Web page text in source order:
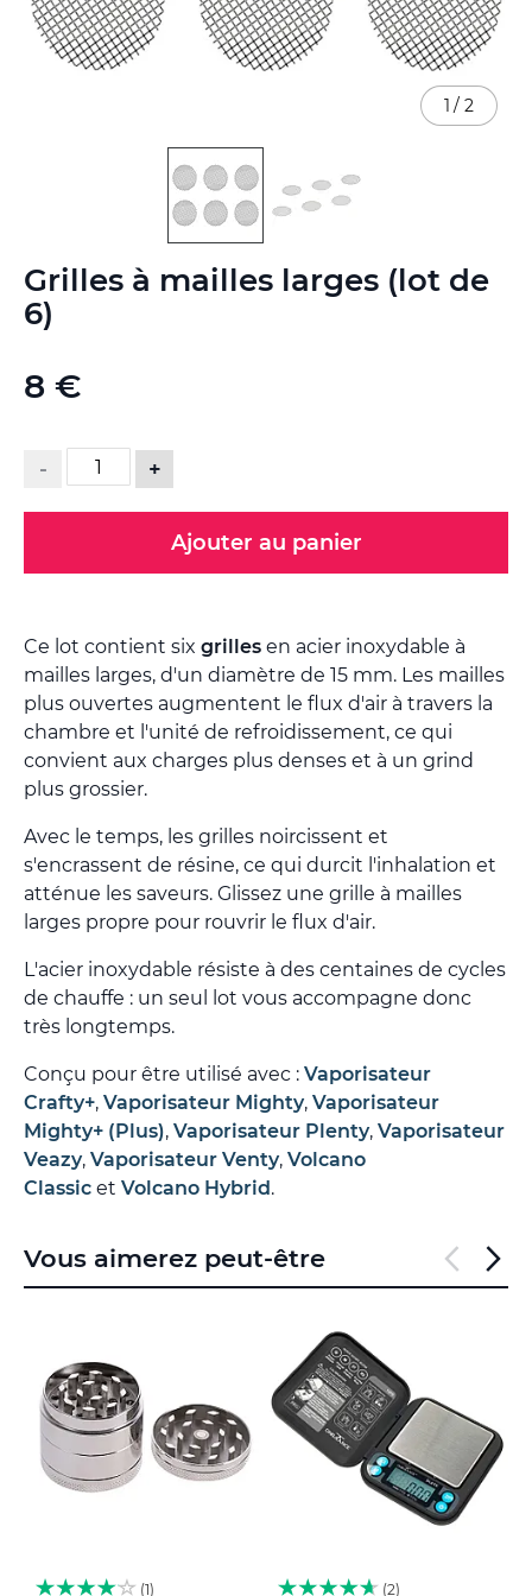
Grilles à mailles larges (lot de
6)
8 €
- +
Ajouter au panier
Ce lot contient six grilles en acier inoxydable à
mailles larges, d'un diamètre de 15 mm. Les mailles
plus ouvertes augmentent le flux d'air à travers la
chambre et l'unité de refroidissement, ce qui
convient aux charges plus denses et à un grind
plus grossier.
Avec le temps, les grilles noircissent et
s'encrassent de résine, ce qui durcit l'inhalation et
atténue les saveurs. Glissez une grille à mailles
larges propre pour rouvrir le flux d'air.
L'acier inoxydable résiste à des centaines de cycles
de chauffe : un seul lot vous accompagne donc
très longtemps.
Conçu pour être utilisé avec : Vaporisateur
Crafty+, Vaporisateur Mighty, Vaporisateur
Mighty+ (Plus), Vaporisateur Plenty, Vaporisateur
Veazy, Vaporisateur Venty, Volcano
Classic et Volcano Hybrid.
1 / 2
to
the
beginning
the
images
Vous aimerez peut-être
1 2